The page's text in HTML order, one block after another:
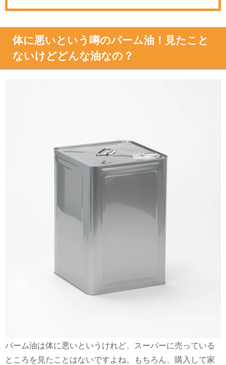
体に悪いという噂のパーム油！見たこと
ないけどどんな油なの？
パーム油は体に悪いというけれど、スーパーに売っている
ところを見たことはないですよね。もちろん、購入して家